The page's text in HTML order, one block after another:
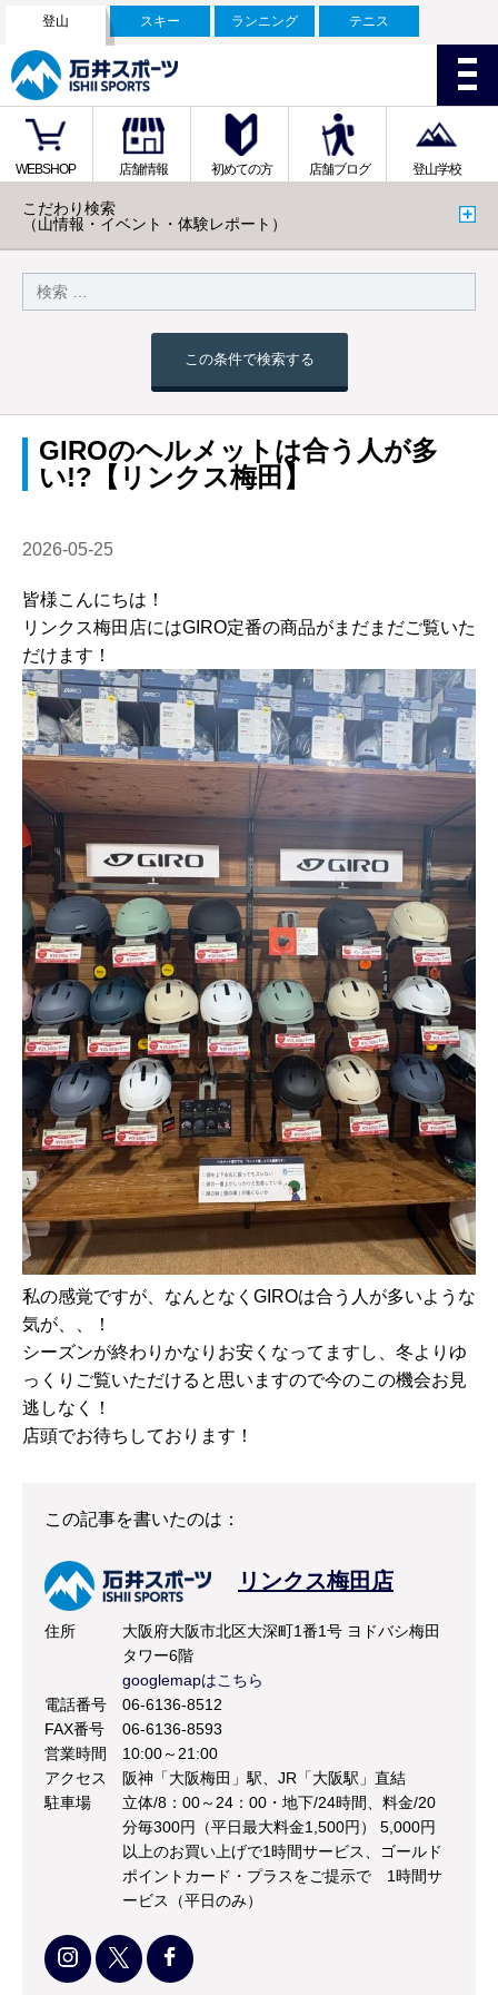
登山 スキー ランニング テニス
WEBSHOP 店舗情報 初めての方 店舗ブログ 登山学校
こだわり検索
（山情報・イベント・体験レポート）
この条件で検索する
GIROのヘルメットは合う人が多
い!?【リンクス梅田】
2026-05-25
皆様こんにちは！
リンクス梅田店にはGIRO定番の商品がまだまだご覧いた
だけます！
私の感覚ですが、なんとなくGIROは合う人が多いような
気が、、！
シーズンが終わりかなりお安くなってますし、冬よりゆ
っくりご覧いただけると思いますので今のこの機会お見
逃しなく！
店頭でお待ちしております！
この記事を書いたのは：
リンクス梅田店
住所
大阪府大阪市北区大深町1番1号 ヨドバシ梅田
タワー6階
googlemapはこちら
電話番号
06-6136-8512
FAX番号
06-6136-8593
営業時間
10:00～21:00
アクセス
阪神「大阪梅田」駅、JR「大阪駅」直結
駐車場
立体/8：00～24：00・地下/24時間、料金/20
分毎300円（平日最大料金1,500円） 5,000円
以上のお買い上げで1時間サービス、ゴールド
ポイントカード・プラスをご提示で 1時間サ
ービス（平日のみ）